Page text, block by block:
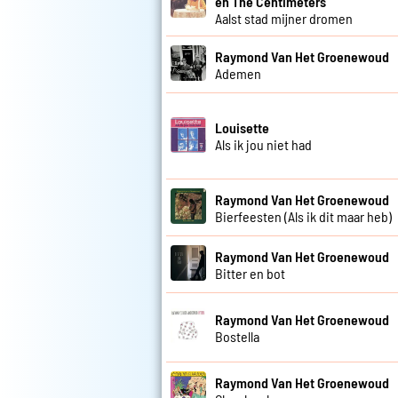
Aalst stad mijner dromen
Raymond Van Het Groenewoud
Ademen
Louisette
Als ik jou niet had
Raymond Van Het Groenewoud
Bierfeesten (Als ik dit maar heb)
Raymond Van Het Groenewoud
Bitter en bot
Raymond Van Het Groenewoud
Bostella
Raymond Van Het Groenewoud